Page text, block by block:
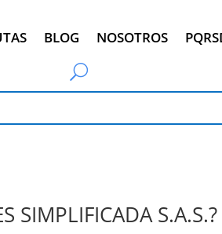
BLOG NOSOTROS
SIMPLIFICADA S.A.S.?